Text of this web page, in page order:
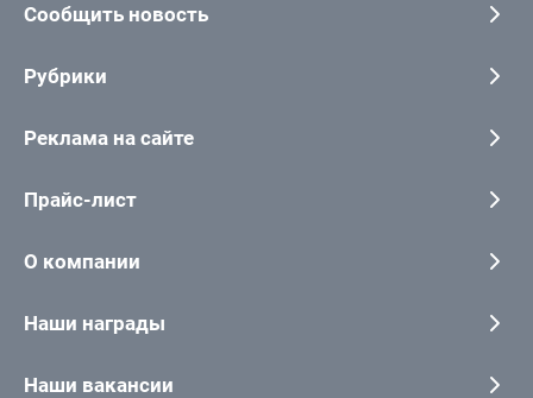
Сообщить новость
Рубрики
Реклама на сайте
Прайс-лист
О компании
Наши награды
Наши вакансии